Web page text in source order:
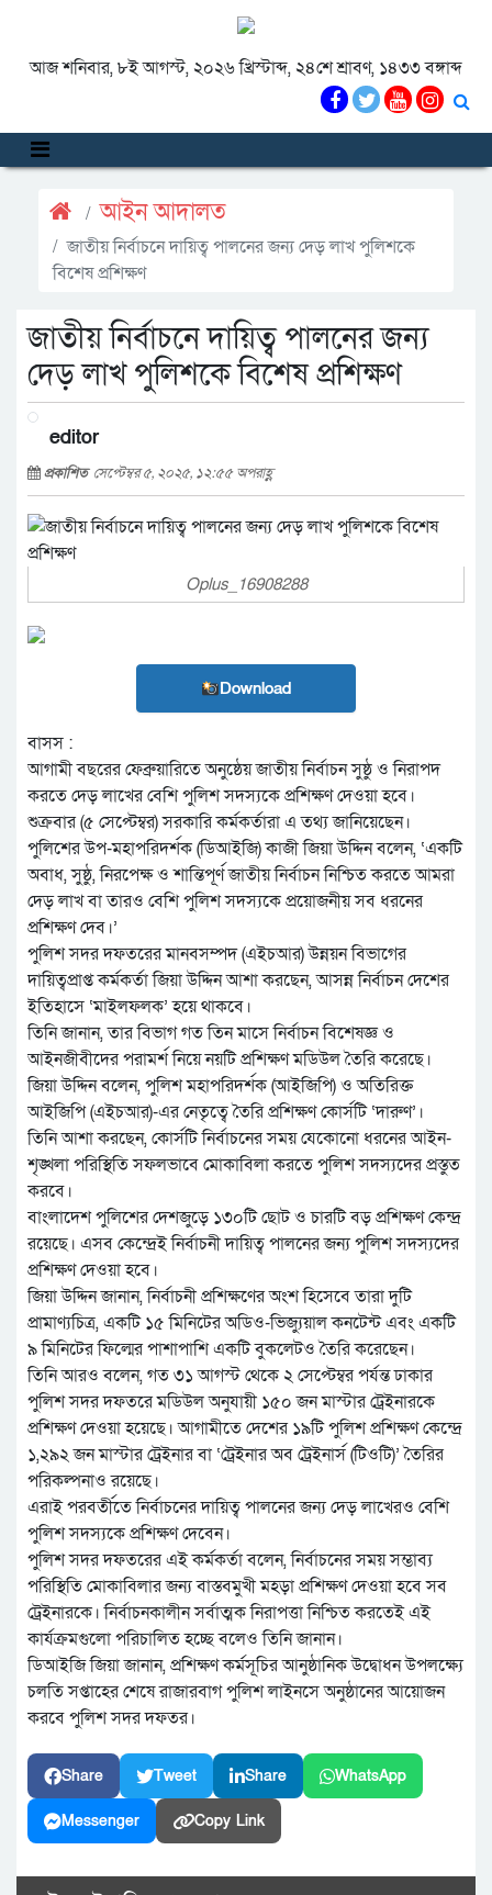
আজ শনিবার, ৮ই আগস্ট, ২০২৬ খ্রিস্টাব্দ, ২৪শে শ্রাবণ, ১৪৩৩ বঙ্গাব্দ
আইন আদালত
জাতীয় নির্বাচনে দায়িত্ব পালনের জন্য দেড় লাখ পুলিশকে
বিশেষ প্রশিক্ষণ
জাতীয় নির্বাচনে দায়িত্ব পালনের জন্য
দেড় লাখ পুলিশকে বিশেষ প্রশিক্ষণ
editor
প্রকাশিত সেপ্টেম্বর ৫, ২০২৫, ১২:৫৫ অপরাহ্ণ
Oplus_16908288
Download
বাসস :
আগামী বছরের ফেব্রুয়ারিতে অনুষ্ঠেয় জাতীয় নির্বাচন সুষ্ঠু ও নিরাপদ
করতে দেড় লাখের বেশি পুলিশ সদস্যকে প্রশিক্ষণ দেওয়া হবে।
শুক্রবার (৫ সেপ্টেম্বর) সরকারি কর্মকর্তারা এ তথ্য জানিয়েছেন।
পুলিশের উপ-মহাপরিদর্শক (ডিআইজি) কাজী জিয়া উদ্দিন বলেন, ‘একটি
অবাধ, সুষ্ঠু, নিরপেক্ষ ও শান্তিপূর্ণ জাতীয় নির্বাচন নিশ্চিত করতে আমরা
দেড় লাখ বা তারও বেশি পুলিশ সদস্যকে প্রয়োজনীয় সব ধরনের
প্রশিক্ষণ দেব।’
পুলিশ সদর দফতরের মানবসম্পদ (এইচআর) উন্নয়ন বিভাগের
দায়িত্বপ্রাপ্ত কর্মকর্তা জিয়া উদ্দিন আশা করছেন, আসন্ন নির্বাচন দেশের
ইতিহাসে ‘মাইলফলক’ হয়ে থাকবে।
তিনি জানান, তার বিভাগ গত তিন মাসে নির্বাচন বিশেষজ্ঞ ও
আইনজীবীদের পরামর্শ নিয়ে নয়টি প্রশিক্ষণ মডিউল তৈরি করেছে।
জিয়া উদ্দিন বলেন, পুলিশ মহাপরিদর্শক (আইজিপি) ও অতিরিক্ত
আইজিপি (এইচআর)-এর নেতৃত্বে তৈরি প্রশিক্ষণ কোর্সটি ‘দারুণ’।
তিনি আশা করছেন, কোর্সটি নির্বাচনের সময় যেকোনো ধরনের আইন-
শৃঙ্খলা পরিস্থিতি সফলভাবে মোকাবিলা করতে পুলিশ সদস্যদের প্রস্তুত
করবে।
বাংলাদেশ পুলিশের দেশজুড়ে ১৩০টি ছোট ও চারটি বড় প্রশিক্ষণ কেন্দ্র
রয়েছে। এসব কেন্দ্রেই নির্বাচনী দায়িত্ব পালনের জন্য পুলিশ সদস্যদের
প্রশিক্ষণ দেওয়া হবে।
জিয়া উদ্দিন জানান, নির্বাচনী প্রশিক্ষণের অংশ হিসেবে তারা দুটি
প্রামাণ্যচিত্র, একটি ১৫ মিনিটের অডিও-ভিজ্যুয়াল কনটেন্ট এবং একটি
৯ মিনিটের ফিল্মের পাশাপাশি একটি বুকলেটও তৈরি করেছেন।
তিনি আরও বলেন, গত ৩১ আগস্ট থেকে ২ সেপ্টেম্বর পর্যন্ত ঢাকার
পুলিশ সদর দফতরে মডিউল অনুযায়ী ১৫০ জন মাস্টার ট্রেইনারকে
প্রশিক্ষণ দেওয়া হয়েছে। আগামীতে দেশের ১৯টি পুলিশ প্রশিক্ষণ কেন্দ্রে
১,২৯২ জন মাস্টার ট্রেইনার বা ‘ট্রেইনার অব ট্রেইনার্স (টিওটি)’ তৈরির
পরিকল্পনাও রয়েছে।
এরাই পরবর্তীতে নির্বাচনের দায়িত্ব পালনের জন্য দেড় লাখেরও বেশি
পুলিশ সদস্যকে প্রশিক্ষণ দেবেন।
পুলিশ সদর দফতরের এই কর্মকর্তা বলেন, নির্বাচনের সময় সম্ভাব্য
পরিস্থিতি মোকাবিলার জন্য বাস্তবমুখী মহড়া প্রশিক্ষণ দেওয়া হবে সব
ট্রেইনারকে। নির্বাচনকালীন সর্বাত্মক নিরাপত্তা নিশ্চিত করতেই এই
কার্যক্রমগুলো পরিচালিত হচ্ছে বলেও তিনি জানান।
ডিআইজি জিয়া জানান, প্রশিক্ষণ কর্মসূচির আনুষ্ঠানিক উদ্বোধন উপলক্ষ্যে
চলতি সপ্তাহের শেষে রাজারবাগ পুলিশ লাইনসে অনুষ্ঠানের আয়োজন
করবে পুলিশ সদর দফতর।
Share Tweet Share WhatsApp
Messenger Copy Link